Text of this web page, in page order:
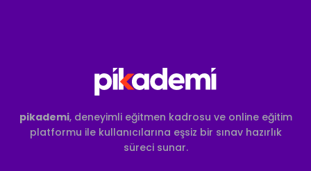
pikademi, deneyimli eğitmen kadrosu ve online eğitim
platformu ile kullanıcılarına eşsiz bir sınav hazırlık
süreci sunar.